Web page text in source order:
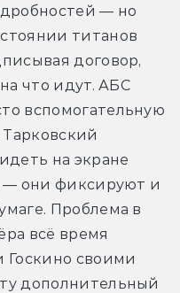
— но
титанов
договор,
что идут. АБС
вспомогательную
Тарковский
на экране
— они фиксируют и
Проблема в
всё время
Госкино своими
дополнительный